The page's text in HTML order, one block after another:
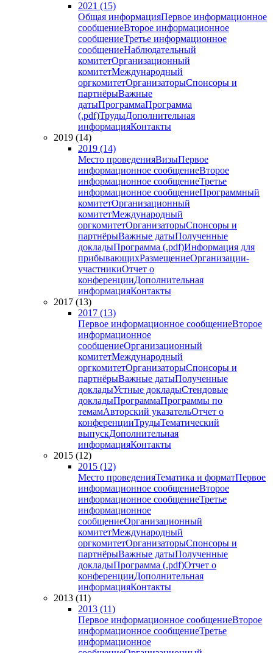
2021 (15)
Общая информацияПервое информационное
сообщениеВторое информационное
сообщениеТретье информационное
сообщениеНаблюдательный
комитетОрганизационный
комитетМеждународный
оргкомитетОрганизаторыСпонсоры и
партнёрыВажные
датыПрограммаПрограмма
(.pdf)ТрудыДополнительная
информацияКонтакты
2019 (14)
2019 (14)
Место проведенияВизыПервое
информационное сообщениеВторое
информационное сообщениеТретье
информационное сообщениеПрограммный
комитетОрганизационный
комитетМеждународный
оргкомитетОрганизаторыСпонсоры и
партнёрыВажные датыПолученные
докладыПрограмма (.pdf)Информация для
прибывающихРазмещениеОрганизации-
участникиОтчет о
конференцииДополнительная
информацияКонтакты
2017 (13)
2017 (13)
Первое информационное сообщениеВторое
информационное
сообщениеОрганизационный
комитетМеждународный
оргкомитетОрганизаторыСпонсоры и
партнёрыВажные датыПолученные
докладыУстные докладыСтендовые
докладыПрограммаПрограммы по
темамАвторский указательОтчет о
конференцииТрудыТематический
выпускДополнительная
информацияКонтакты
2015 (12)
2015 (12)
Место проведенияТематика и форматПервое
информационное сообщениеВторое
информационное сообщениеТретье
информационное
сообщениеОрганизационный
комитетМеждународный
оргкомитетОрганизаторыСпонсоры и
партнёрыВажные датыПолученные
докладыПрограмма (.pdf)Отчет о
конференцииДополнительная
информацияКонтакты
2013 (11)
2013 (11)
Первое информационное сообщениеВторое
информационное сообщениеТретье
информационное